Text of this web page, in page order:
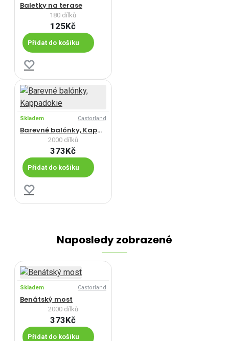
Baletky na terase
180 dílků
125Kč
Přidat do košíku
Skladem Castorland
Barevné balónky, Kappadokie
2000 dílků
373Kč
Přidat do košíku
Naposledy zobrazené
Skladem Castorland
Benátský most
2000 dílků
373Kč
Přidat do košíku